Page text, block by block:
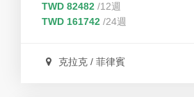
TWD 82482 /12週
TWD 161742 /24週
克拉克 / 菲律賓